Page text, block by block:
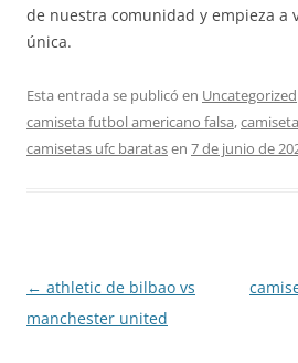
de nuestra comunidad y empieza a
única.
Esta entrada se publicó en Uncategorized
camiseta futbol americano falsa,
camisetas ufc baratasen 7 de junio de
Navegación
de
← athletic de bilbao vs
manchester united